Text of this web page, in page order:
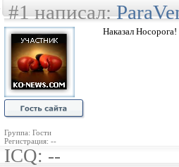
#1 написал:
Группа: Гости
Регистрация: --
Наказал
ICQ: --